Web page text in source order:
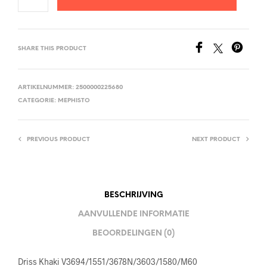
SHARE THIS PRODUCT
ARTIKELNUMMER: 2500000225680
CATEGORIE: MEPHISTO
PREVIOUS PRODUCT NEXT PRODUCT
BESCHRIJVING
AANVULLENDE INFORMATIE
BEOORDELINGEN (0)
Driss Khaki V3694/1551/3678N/3603/1580/M60